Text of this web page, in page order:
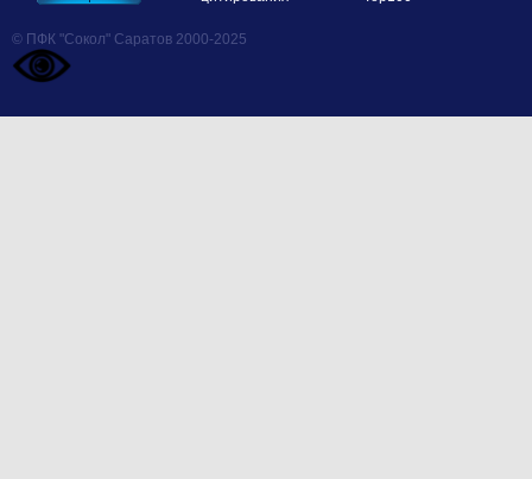
© ПФК "Сокол" Саратов 2000-2025